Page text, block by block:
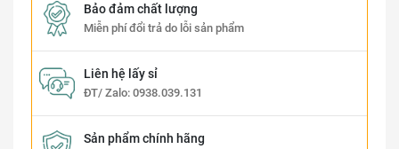
Bảo đảm chất lượng
Miễn phí đổi trả do lỗi sản phẩm
Liên hệ lấy sỉ
ĐT/ Zalo: 0938.039.131
Sản phẩm chính hãng